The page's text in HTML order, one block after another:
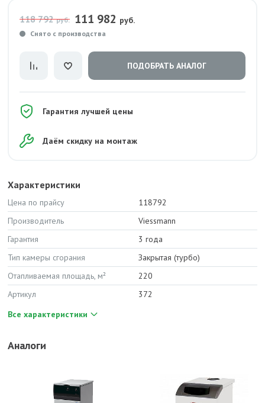
118 792руб. 111 982 руб.
Снято с производства
ПОДОБРАТЬ АНАЛОГ
Гарантия лучшей цены
Даём скидку на монтаж
Характеристики
Цена по прайсу
118792
Производитель
Viessmann
Гарантия
3 года
Тип камеры сгорания
Закрытая (турбо)
Отапливаемая площадь, м²
220
Артикул
372
Все характеристики
Аналоги